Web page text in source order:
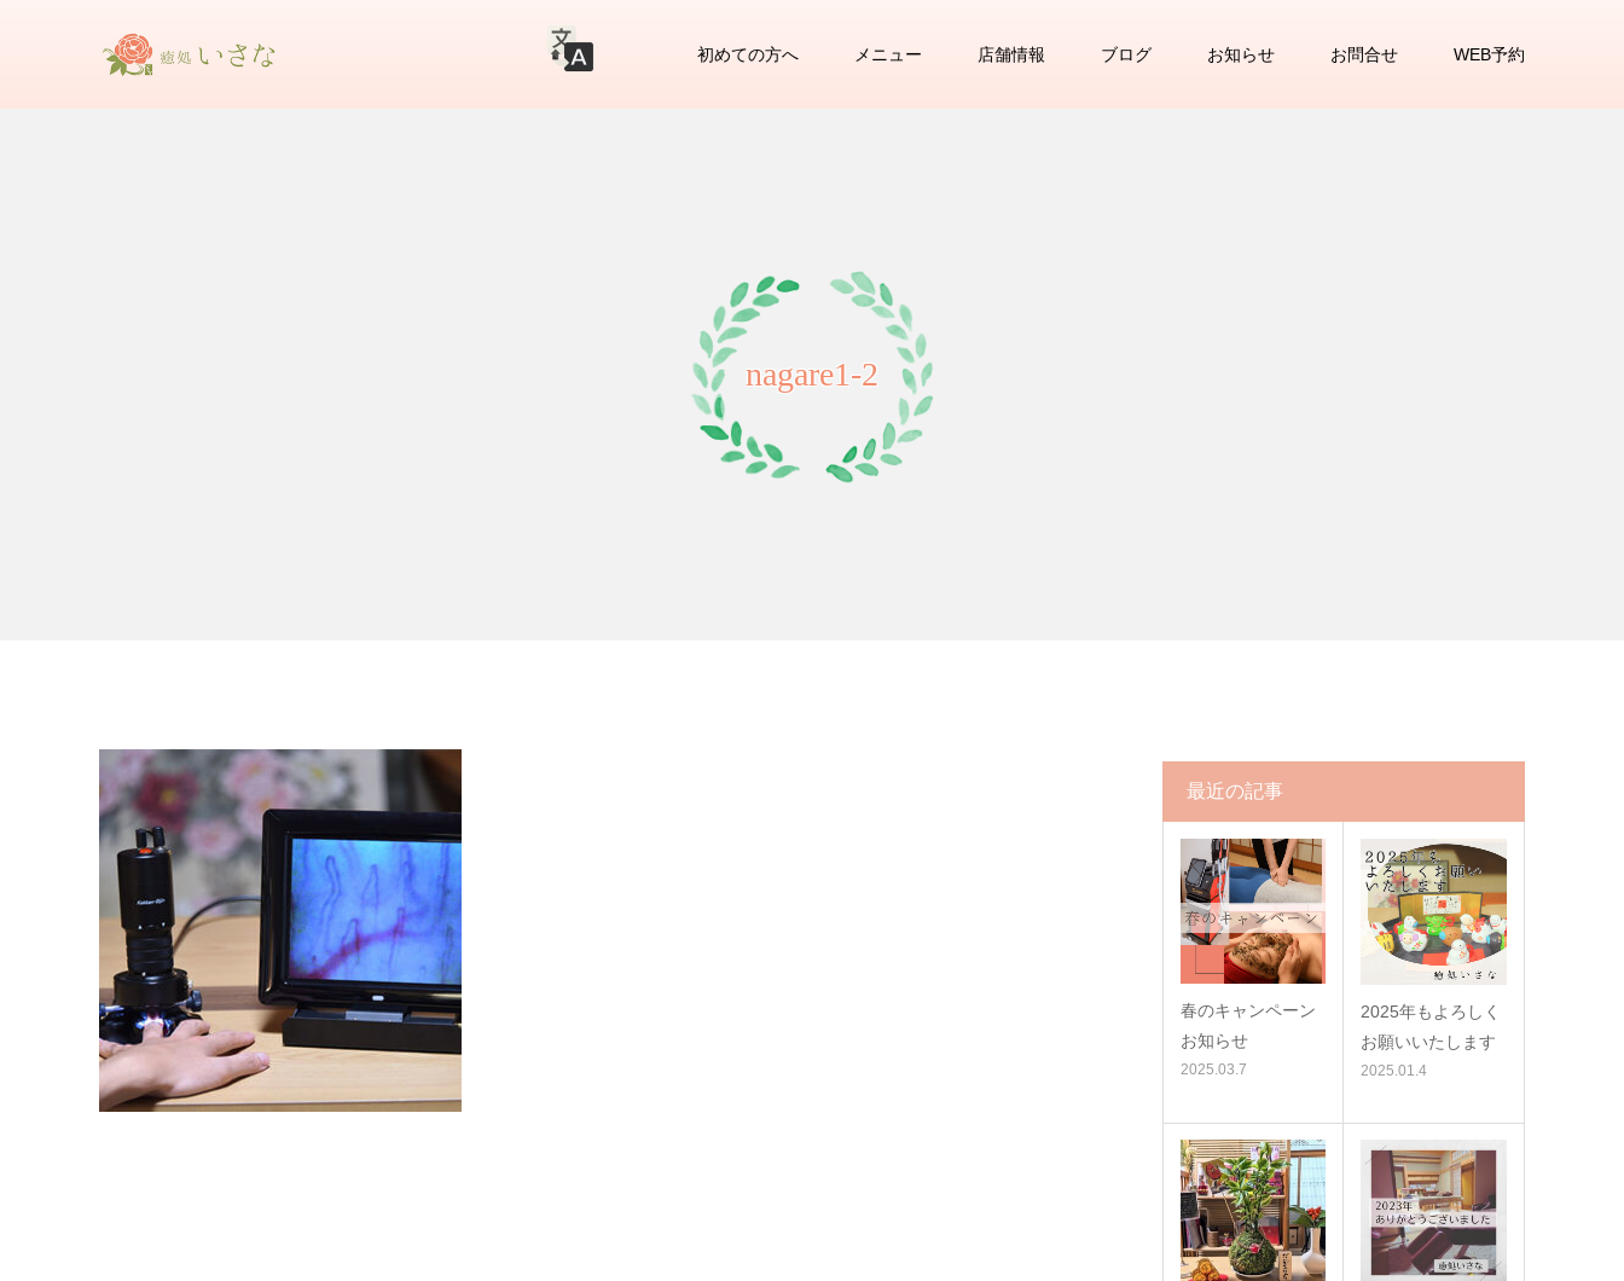
初めての方へ メニュー 店舗情報 ブログ お知らせ お問合せ WEB予約
nagare1-2
最近の記事
春のキャンペーン
お知らせ
2025.03.7
2025年もよろしく
お願いいたします
2025.01.4